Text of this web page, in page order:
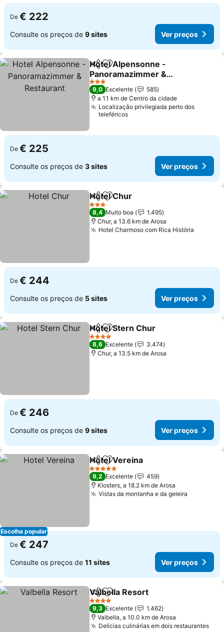
De € 222
Consulte os preços de 9 sites Ver preços
PartilharAdicionar aos favoritos
Hotel Alpensonne -
Panoramazimmer &
Restaurant
3 Estrelas
9,0 Excelente
585
a 1.1 km de Centro da cidade
Localização privilegiada perto dos
teleféricos
De € 225
Consulte os preços de 3 sites Ver preços
PartilharAdicionar aos favoritos
Hotel Chur
3 Estrelas
8,4 Muito boa
1.495
Chur, a 13.6 km de Arosa
Hotel Charmoso com Rica História
De € 244
Consulte os preços de 5 sites Ver preços
PartilharAdicionar aos favoritos
Hotel Stern Chur
4 Estrelas
8,6 Excelente
3.474
Chur, a 13.5 km de Arosa
De € 246
Consulte os preços de 9 sites Ver preços
Escolha popular
PartilharAdicionar aos favoritos
Hotel Vereina
5 Estrelas
9,2 Excelente
459
Klosters, a 18.2 km de Arosa
Vistas da montanha e da geleira
De € 247
Consulte os preços de 11 sites Ver preços
PartilharAdicionar aos favoritos
Valbella Resort
4 Estrelas
9,3 Excelente
1.462
Valbella, a 10.0 km de Arosa
Delícias culinárias em dois restaurantes